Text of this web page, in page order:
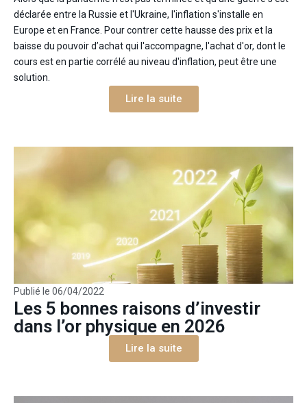
déclarée entre la Russie et l'Ukraine, l'inflation s'installe en
Europe et en France. Pour contrer cette hausse des prix et la
baisse du pouvoir d’achat qui l'accompagne, l'achat d'or, dont le
cours est en partie corrélé au niveau d'inflation, peut être une
solution.
Lire la suite
Publié le 06/04/2022
Les 5 bonnes raisons d’investir
dans l’or physique en 2026
Lire la suite